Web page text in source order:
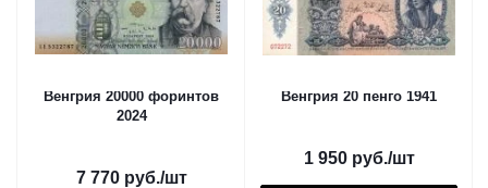
Венгрия 20000 форинтов
2024
7 770руб./шт
Венгрия 20 пенго 1941
1 950руб./шт